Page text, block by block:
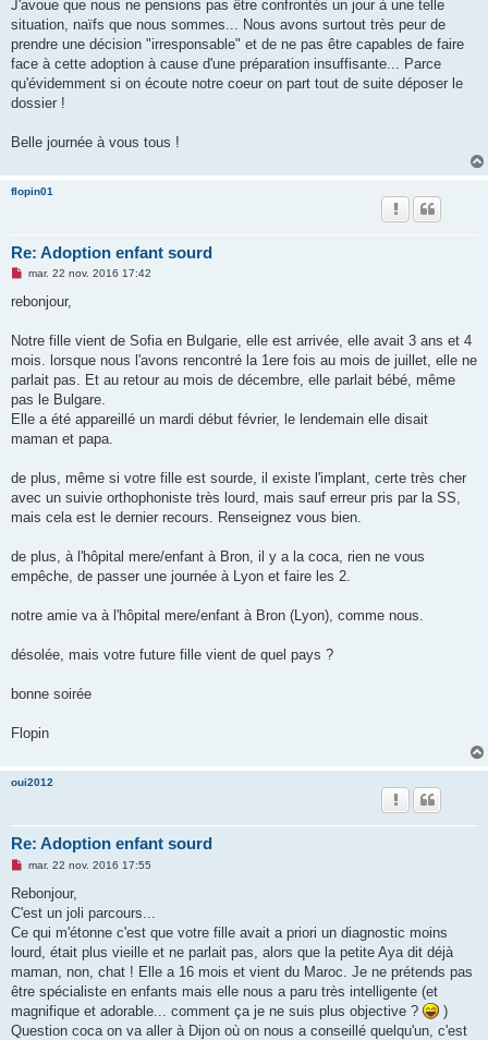
J'avoue que nous ne pensions pas être confrontés un jour à une telle
situation, naïfs que nous sommes... Nous avons surtout très peur de
prendre une décision "irresponsable" et de ne pas être capables de faire
face à cette adoption à cause d'une préparation insuffisante... Parce
qu'évidemment si on écoute notre coeur on part tout de suite déposer le
dossier !
Belle journée à vous tous !
flopin01
Re: Adoption enfant sourd
M
s
g
n
o
l
u
mar. 22 nov. 2016 17:42
rebonjour,
Notre fille vient de Sofia en Bulgarie, elle est arrivée, elle avait 3 ans et 4
mois. lorsque nous l'avons rencontré la 1ere fois au mois de juillet, elle ne
parlait pas. Et au retour au mois de décembre, elle parlait bébé, même
pas le Bulgare.
Elle a été appareillé un mardi début février, le lendemain elle disait
maman et papa.
de plus, même si votre fille est sourde, il existe l'implant, certe très cher
avec un suivie orthophoniste très lourd, mais sauf erreur pris par la SS,
mais cela est le dernier recours. Renseignez vous bien.
de plus, à l'hôpital mere/enfant à Bron, il y a la coca, rien ne vous
empêche, de passer une journée à Lyon et faire les 2.
notre amie va à l'hôpital mere/enfant à Bron (Lyon), comme nous.
désolée, mais votre future fille vient de quel pays ?
bonne soirée
Flopin
oui2012
Re: Adoption enfant sourd
M
s
a
g
n
o
l
u
mar. 22 nov. 2016 17:55
Rebonjour,
C'est un joli parcours...
Ce qui m'étonne c'est que votre fille avait a priori un diagnostic moins
lourd, était plus vieille et ne parlait pas, alors que la petite Aya dit déjà
maman, non, chat ! Elle a 16 mois et vient du Maroc. Je ne prétends pas
être spécialiste en enfants mais elle nous a paru très intelligente (et
magnifique et adorable... comment ça je ne suis plus objective ?
)
Question coca on va aller à Dijon où on nous a conseillé quelqu'un, c'est